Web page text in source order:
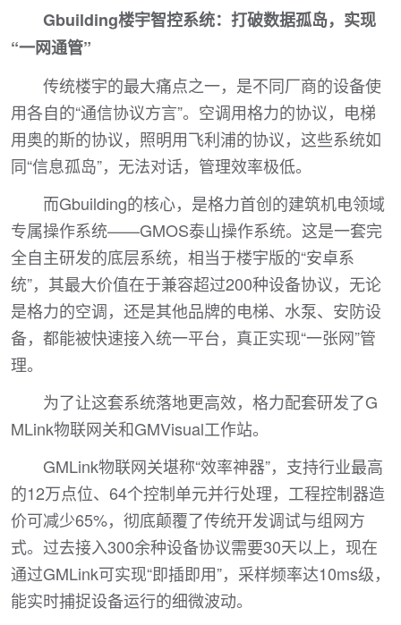
Gbuilding楼宇智控系统：打破数据孤岛，实现
“一网通管”
传统楼宇的最大痛点之一，是不同厂商的设备使
用各自的“通信协议方言”。空调用格力的协议，电梯
用奥的斯的协议，照明用飞利浦的协议，这些系统如
同“信息孤岛”，无法对话，管理效率极低。
而Gbuilding的核心，是格力首创的建筑机电领域
专属操作系统——GMOS泰山操作系统。这是一套完
全自主研发的底层系统，相当于楼宇版的“安卓系
统”，其最大价值在于兼容超过200种设备协议，无论
是格力的空调，还是其他品牌的电梯、水泵、安防设
备，都能被快速接入统一平台，真正实现“一张网”管
理。
为了让这套系统落地更高效，格力配套研发了G
MLink物联网关和GMVisual工作站。
GMLink物联网关堪称“效率神器”，支持行业最高
的12万点位、64个控制单元并行处理，工程控制器造
价可减少65%，彻底颠覆了传统开发调试与组网方
式。过去接入300余种设备协议需要30天以上，现在
通过GMLink可实现“即插即用”，采样频率达10ms级，
能实时捕捉设备运行的细微波动。